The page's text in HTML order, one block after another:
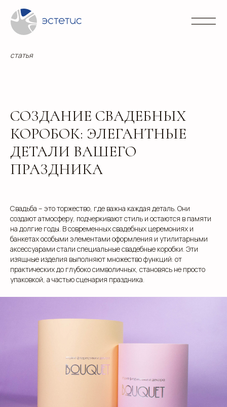
статья
СОЗДАНИЕ СВАДЕБНЫХ
КОРОБОК: ЭЛЕГАНТНЫЕ
ДЕТАЛИ ВАШЕГО
ПРАЗДНИКА
Свадьба – это торжество, где важна каждая деталь. Они
создают атмосферу, подчеркивают стиль и остаются в памяти
на долгие годы. В современных свадебных церемониях и
банкетах особыми элементами оформления и утилитарными
аксессуарами стали специальные свадебные коробки. Эти
изящные изделия выполняют множество функций: от
практических до глубоко символичных, становясь не просто
упаковкой, а частью сценария праздника.